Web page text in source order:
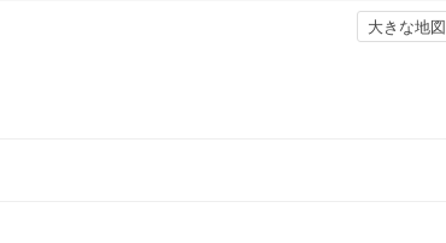
大きな地図